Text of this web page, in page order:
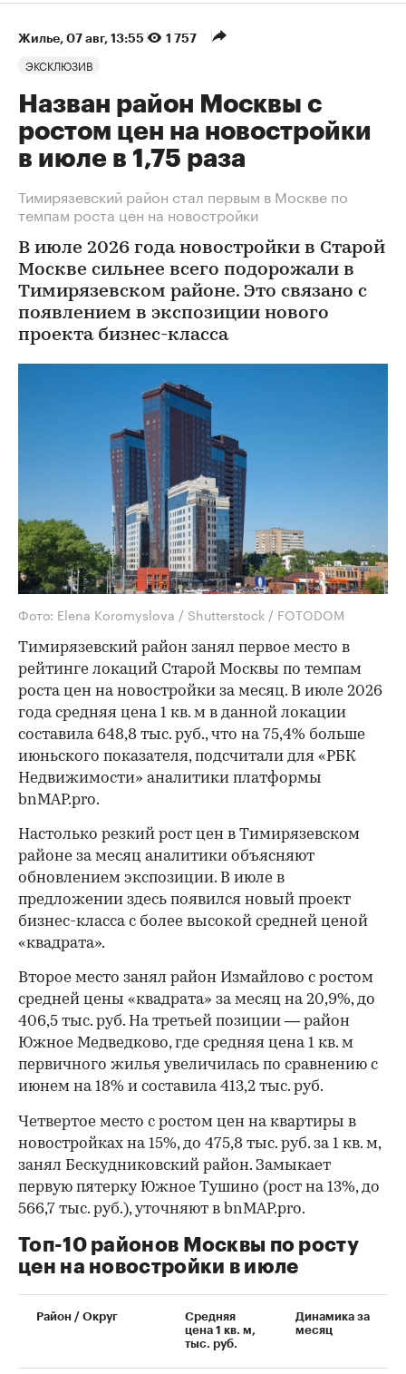
Жилье 07 авг, 13:55 1 757
ЭКСКЛЮЗИВ
Назван район Москвы с
ростом цен на новостройки
в июле в 1,75 раза
Тимирязевский район стал первым в Москве по
темпам роста цен на новостройки
В июле 2026 года новостройки в Старой
Москве сильнее всего подорожали в
Тимирязевском районе. Это связано с
появлением в экспозиции нового
проекта бизнес-класса
Фото: Elena Koromyslova / Shutterstock / FOTODOM
Тимирязевский район занял первое место в
рейтинге локаций Старой Москвы по темпам
роста цен на новостройки за месяц. В июле 2026
года средняя цена 1 кв. м в данной локации
составила 648,8 тыс. руб., что на 75,4% больше
июньского показателя, подсчитали для «РБК
Недвижимости» аналитики платформы
bnMAP.pro.
Настолько резкий рост цен в Тимирязевском
районе за месяц аналитики объясняют
обновлением экспозиции. В июле в
предложении здесь появился новый проект
бизнес-класса с более высокой средней ценой
«квадрата».
Второе место занял район Измайлово с ростом
средней цены «квадрата» за месяц на 20,9%, до
406,5 тыс. руб. На третьей позиции — район
Южное Медведково, где средняя цена 1 кв. м
первичного жилья увеличилась по сравнению с
июнем на 18% и составила 413,2 тыс. руб.
00:00 / 00:00
Четвертое место с ростом цен на квартиры в
новостройках на 15%, до 475,8 тыс. руб. за 1 кв. м,
занял Бескудниковский район. Замыкает
первую пятерку Южное Тушино (рост на 13%, до
566,7 тыс. руб.), уточняют в bnMAP.pro.
Топ-10 районов Москвы по росту
цен на новостройки в июле
Район / Округ
Средняя
цена 1 кв. м,
тыс. руб.
Динамика за
месяц